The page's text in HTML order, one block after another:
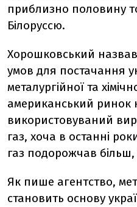
приблизно половину
Білоруссю.
Хорошковський
умов для постачання
металургійної та
американський ринок
використовуваний
газ, хоча в останні
газ подорожчав більш,
Як пише агентство,
становить основу